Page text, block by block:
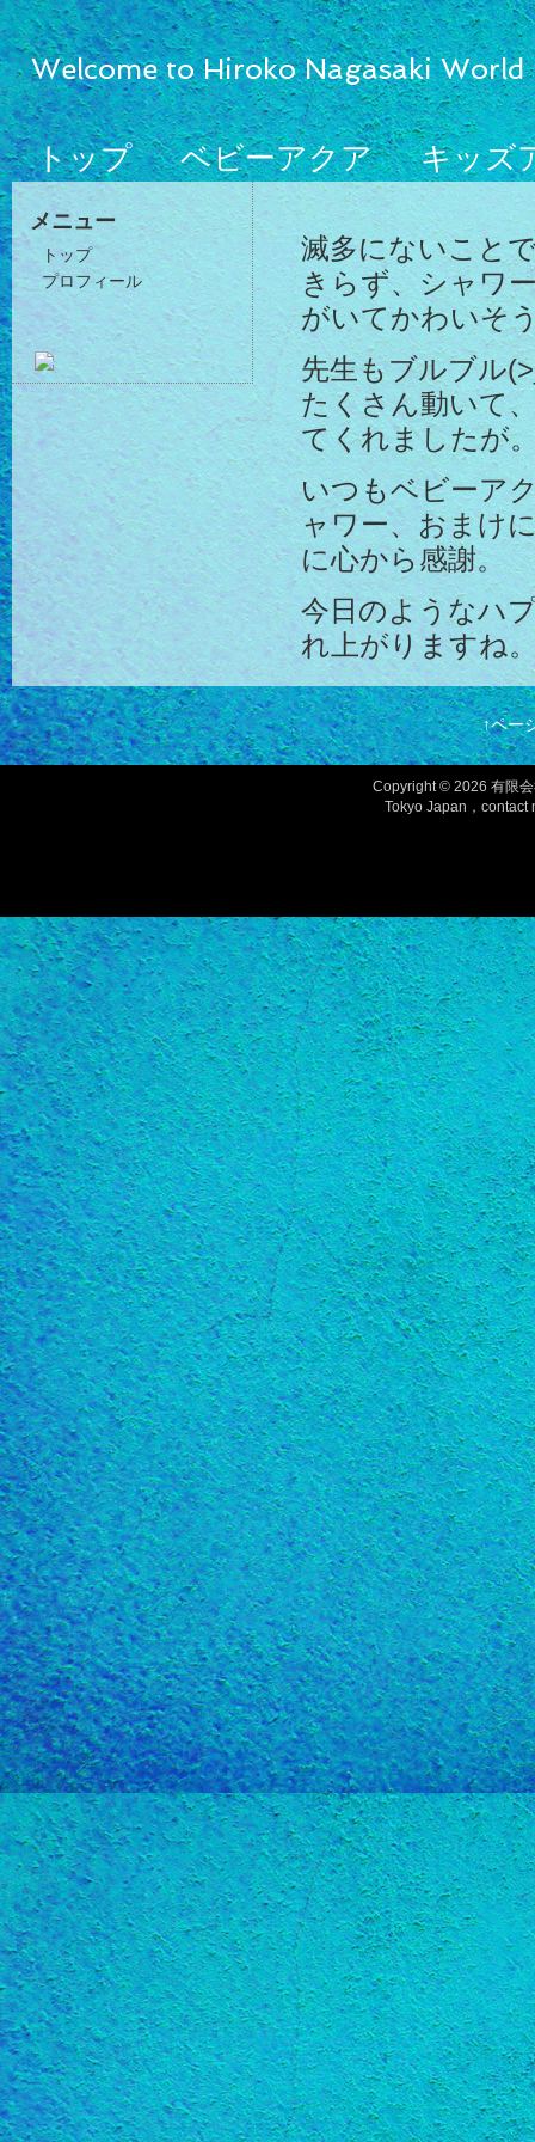
Welcome to Hiroko Nagasaki World
トップ ベビーアクア キッズ
滅多にないこと
きらず、シャワ
がいてかわいそ
先生もブルブル
たくさん動いて
てくれましたが
いつもベビーア
ャワー、おまけ
に心から感謝。
今日のようなハ
れ上がりますね
メニュー
トップ
プロフィール
↑ペー
Copyright © 2026 有限
Tokyo Japan，contact